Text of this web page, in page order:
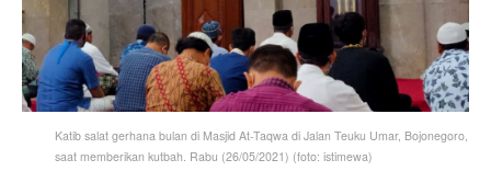
Katib salat gerhana bulan di Masjid At-Taqwa di Jalan Teuku Umar, Bojonegoro,
saat memberikan kutbah. Rabu (26/05/2021) (foto: istimewa)